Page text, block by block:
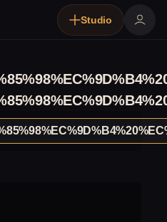
Studio